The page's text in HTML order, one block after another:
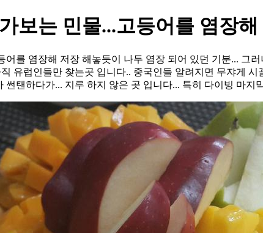
보는 민물...고등어를 염장
어를 염장해 저장 해놓듯이 나두 염장 되어 있던 기분... 그
유럽인들만 찾는곳 입니다.. 중국인들 알려지면 무쟈게
썬탠하다가... 지루 하지 않은 곳 입니다... 특히 다이빙 마지